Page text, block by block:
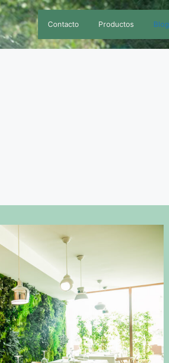
Contacto Productos Blog